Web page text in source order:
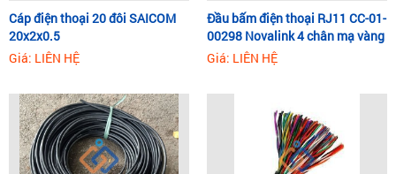
Cáp điện thoại 20 đôi SAICOM
20x2x0.5
Giá: LIÊN HỆ
Đầu bấm điện thoại RJ11 CC-01-
00298 Novalink 4 chân mạ vàng
50U
Giá: LIÊN HỆ